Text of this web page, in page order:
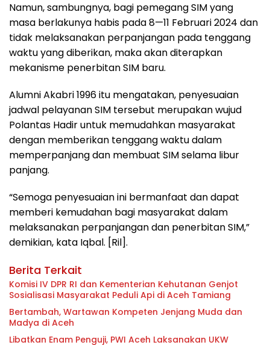
Namun, sambungnya, bagi pemegang SIM yang
masa berlakunya habis pada 8—11 Februari 2024 dan
tidak melaksanakan perpanjangan pada tenggang
waktu yang diberikan, maka akan diterapkan
mekanisme penerbitan SIM baru.
Alumni Akabri 1996 itu mengatakan, penyesuaian
jadwal pelayanan SIM tersebut merupakan wujud
Polantas Hadir untuk memudahkan masyarakat
dengan memberikan tenggang waktu dalam
memperpanjang dan membuat SIM selama libur
panjang.
“Semoga penyesuaian ini bermanfaat dan dapat
memberi kemudahan bagi masyarakat dalam
melaksanakan perpanjangan dan penerbitan SIM,”
demikian, kata Iqbal. [Ril].
Berita Terkait
Komisi IV DPR RI dan Kementerian Kehutanan Genjot
Sosialisasi Masyarakat Peduli Api di Aceh Tamiang
Bertambah, Wartawan Kompeten Jenjang Muda dan
Madya di Aceh
Libatkan Enam Penguji, PWI Aceh Laksanakan UKW